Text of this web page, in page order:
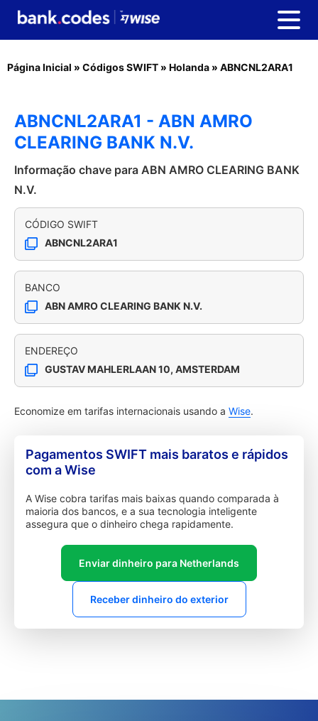
Página Inicial » Códigos SWIFT » Holanda » ABNCNL2ARA1
ABNCNL2ARA1 - ABN AMRO
CLEARING BANK N.V.
Informação chave para ABN AMRO CLEARING BANK
N.V.
CÓDIGO SWIFT
ABNCNL2ARA1
BANCO
ABN AMRO CLEARING BANK N.V.
ENDEREÇO
GUSTAV MAHLERLAAN 10, AMSTERDAM
Economize em tarifas internacionais usando a Wise.
Pagamentos SWIFT mais baratos e rápidos
com a Wise
A Wise cobra tarifas mais baixas quando comparada à
maioria dos bancos, e a sua tecnologia inteligente
assegura que o dinheiro chega rapidamente.
Enviar dinheiro para Netherlands
Receber dinheiro do exterior